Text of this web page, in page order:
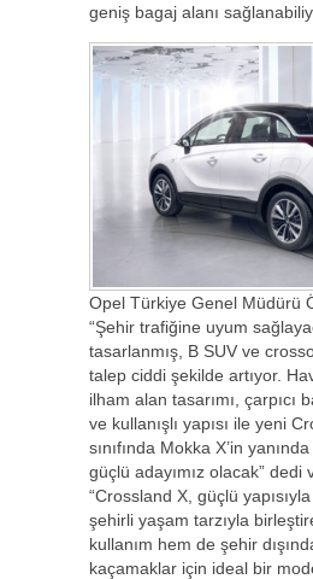
geniş bagaj alanı
Opel Türkiye Genel Müdürü
“Şehir trafiğine uyum
tasarlanmış, B SUV ve
talep ciddi şekilde artıyor.
ilham alan tasarımı, çarpıcı
ve kullanışlı yapısı ile yeni
sınıfında Mokka X’in
güçlü adayımız olacak” dedi
“Crossland X, güçlü
şehirli yaşam tarzıyla
kullanım hem de şehir
kaçamaklar için ideal bir